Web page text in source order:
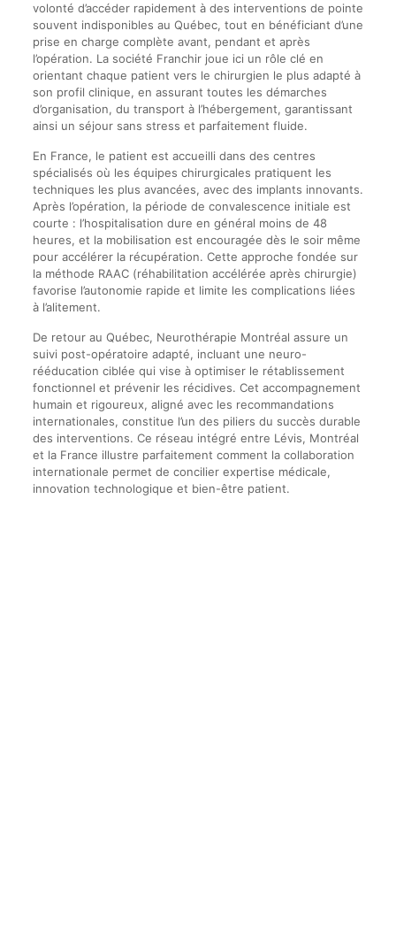
volonté d’accéder rapidement à des interventions de pointe
souvent indisponibles au Québec, tout en bénéficiant d’une
prise en charge complète avant, pendant et après
l’opération. La société Franchir joue ici un rôle clé en
orientant chaque patient vers le chirurgien le plus adapté à
son profil clinique, en assurant toutes les démarches
d’organisation, du transport à l’hébergement, garantissant
ainsi un séjour sans stress et parfaitement fluide.
En France, le patient est accueilli dans des centres
spécialisés où les équipes chirurgicales pratiquent les
techniques les plus avancées, avec des implants innovants.
Après l’opération, la période de convalescence initiale est
courte : l’hospitalisation dure en général moins de 48
heures, et la mobilisation est encouragée dès le soir même
pour accélérer la récupération. Cette approche fondée sur
la méthode RAAC (réhabilitation accélérée après chirurgie)
favorise l’autonomie rapide et limite les complications liées
à l’alitement.
De retour au Québec, Neurothérapie Montréal assure un
suivi post-opératoire adapté, incluant une neuro-
rééducation ciblée qui vise à optimiser le rétablissement
fonctionnel et prévenir les récidives. Cet accompagnement
humain et rigoureux, aligné avec les recommandations
internationales, constitue l’un des piliers du succès durable
des interventions. Ce réseau intégré entre Lévis, Montréal
et la France illustre parfaitement comment la collaboration
internationale permet de concilier expertise médicale,
innovation technologique et bien-être patient.